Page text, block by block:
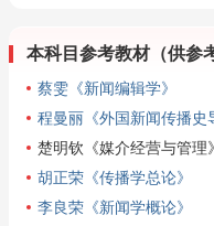
本科目参考教材（供参
蔡雯《新闻编辑学》
程曼丽《外国新闻传播史
楚明钦《媒介经营与管理》
胡正荣《传播学总论》
李良荣《新闻学概论》